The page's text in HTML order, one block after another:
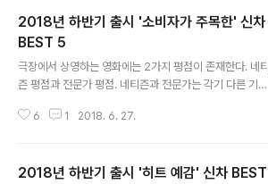
2018년 하반기 출시 '소비자가 주목한' 신차
BEST 5
극장에서 상영하는 영화에는 2가지 평점이 존재한다. 네티
즌 평점과 전문가 평점. 네티즌과 전문가는 각기 다른 기준
를 매긴다. 자동차의 경우에도 소비자와 전문가는 다른 기
70주년 기념행사에서 신형 카이엔 3세대 모델을 첫 공개
6 1 2018. 6. 27.
2018년 하반기 출시 '히트 예감' 신차 BEST